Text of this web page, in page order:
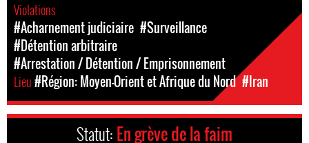
Violations
#Acharnement judiciaire #Surveillance
#Détention arbitraire
#Arrestation / Détention / Emprisonnement
Lieu#Région: Moyen-Orient et Afrique du Nord #Iran
Statut: En grève de la faim